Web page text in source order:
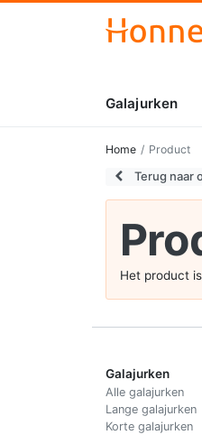
Galajurken
Home Product
Terug naar
Het product
Galajurken
Alle galajurken
Lange galajurken
Korte galajurken